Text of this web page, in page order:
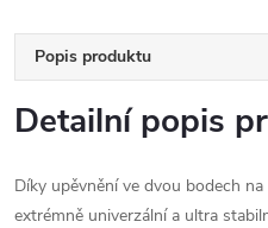
Popis produktu
Detailní popis
Díky upěvnění ve dvou bodech
extrémně univerzální a ultra